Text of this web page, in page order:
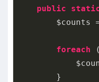
public
$counts
foreach
        }